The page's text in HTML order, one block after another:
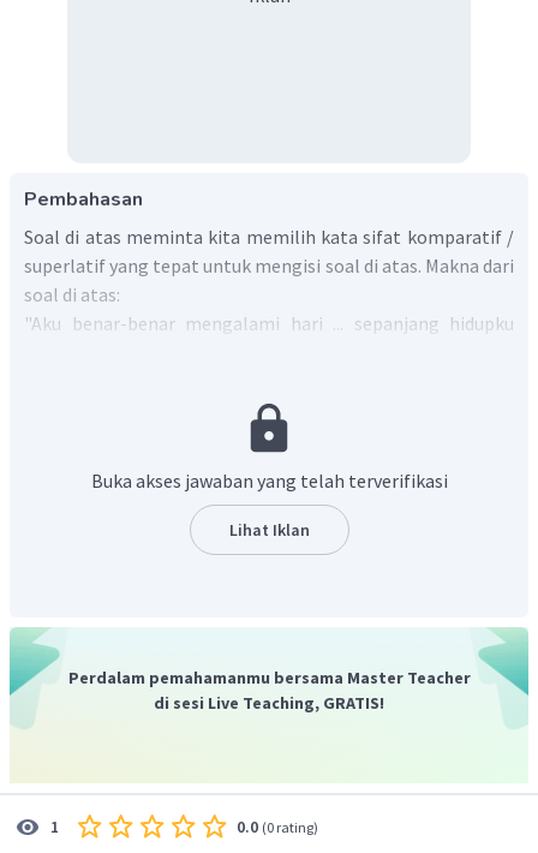
Pembahasan
Soal di atas meminta kita memilih kata sifat komparatif /
superlatif yang tepat untuk mengisi soal di atas. Makna dari
soal di atas:
"Aku benar-benar mengalami hari ... sepanjang hidupku
buruk' yang artinya dalam Bahasa Inggris adalah 'the
Buka akses jawaban yang telah terverifikasi
Lihat Iklan
Perdalam pemahamanmu bersama Master Teacher
di sesi Live Teaching, GRATIS!
1 0.0 (0 rating)